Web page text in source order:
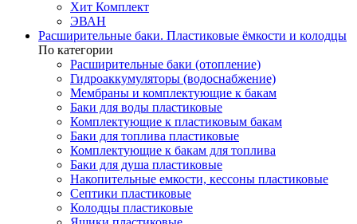
Хит Комплект
ЭВАН
Расширительные баки. Пластиковые ёмкости и колодцы
По категории
Расширительные баки (отопление)
Гидроаккумуляторы (водоснабжение)
Мембраны и комплектующие к бакам
Баки для воды пластиковые
Комплектующие к пластиковым бакам
Баки для топлива пластиковые
Комплектующие к бакам для топлива
Баки для душа пластиковые
Накопительные емкости, кессоны пластиковые
Септики пластиковые
Колодцы пластиковые